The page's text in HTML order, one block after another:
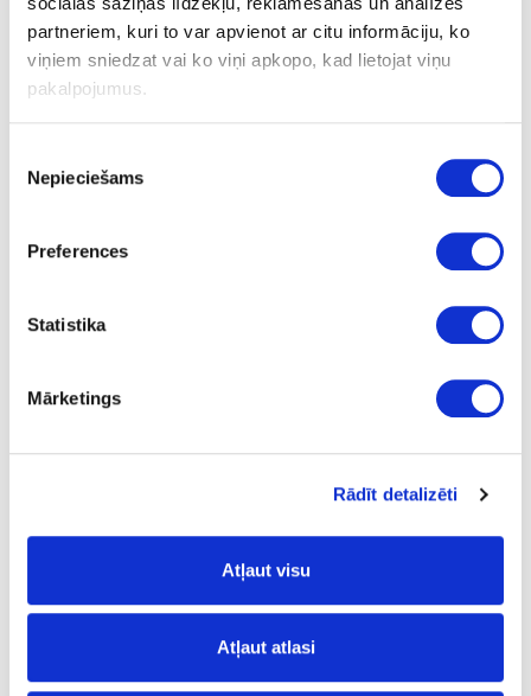
partneriem, kuri to var apvienot ar citu informāciju, ko
viņiem sniedzat vai ko viņi apkopo, kad lietojat viņu
pakalpojumus.
izvēle
Nepieciešams
Preferences
Statistika
Mārketings
Rādīt detalizēti
Atļaut visu
Atļaut atlasi
Pfleiderer
Woodeco